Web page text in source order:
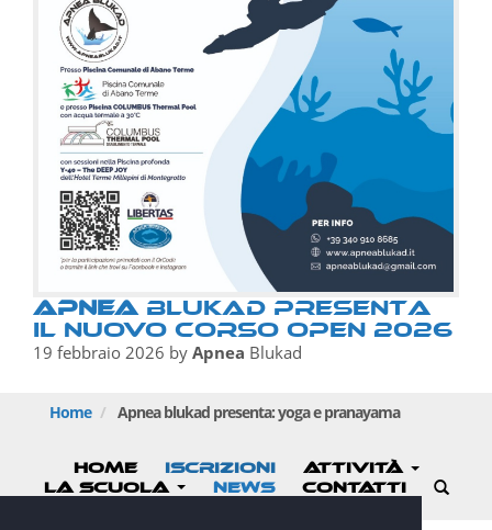
ApneaBluKAD presenta
il nuovo Corso OPEN 2026
19 febbraio 2026 by Apnea Blukad
Home Apneablukad presenta: yoga e pranayama
HOME ISCRIZIONI
ATTIVITÀ
LA SCUOLA
NEWS CONTATTI